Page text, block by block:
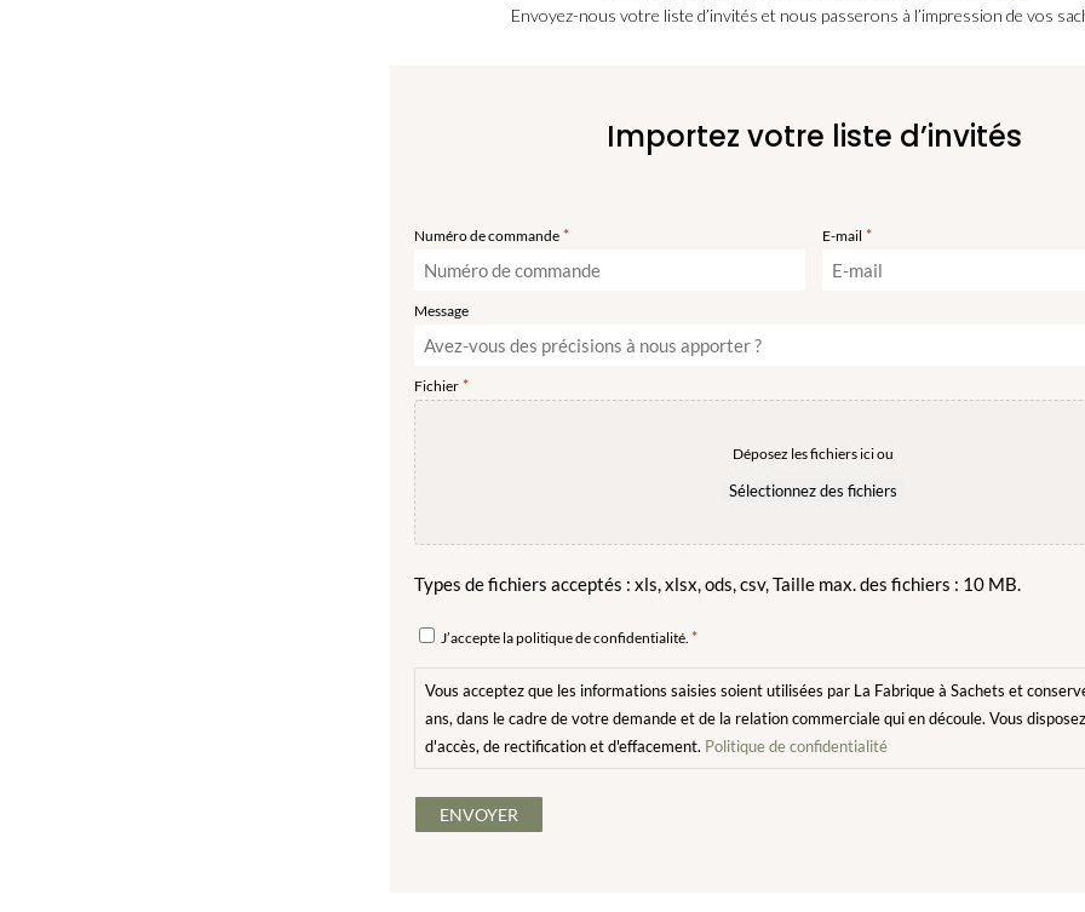
Envoyez-nous votre liste d’invités et nous passerons à l’impression de vos
Importez votre liste d’invités
Numéro de commande * E-mail *
Message
Fichier *
Déposez les fichiers ici ou
Sélectionnez des fichiers
Types de fichiers acceptés : xls, xlsx, ods, csv, Taille max. des fichiers : 10 MB.
RGPD
*
J’accepte la politique de confidentialité. *
Vous acceptez que les informations saisies soient utilisées par La Fabrique à Sachets et
ans, dans le cadre de votre demande et de la relation commerciale qui en découle. Vous
d'accès, de rectification et d'effacement. Politique de confidentialité